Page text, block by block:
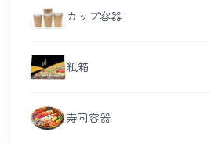
カップ容器
紙箱
寿司容器